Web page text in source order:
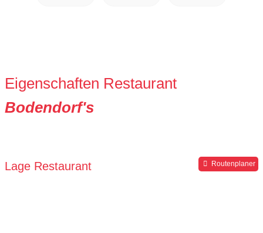
Eigenschaften Restaurant
Bodendorf's
Lage Restaurant Routenplaner